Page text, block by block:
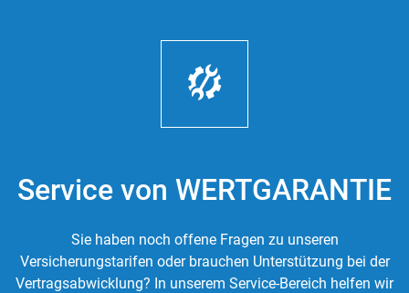
Service von WERTGARANTIE
Sie haben noch offene Fragen zu unseren
Versicherungstarifen oder brauchen Unterstützung bei der
Vertragsabwicklung? In unserem Service-Bereich helfen wir